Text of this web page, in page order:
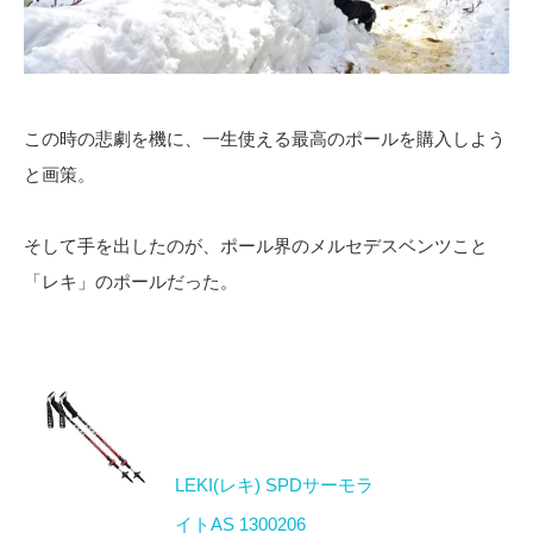
この時の悲劇を機に、一生使える最高のポールを購入しよう
と画策。
そして手を出したのが、ポール界のメルセデスベンツこと
「レキ」のポールだった。
LEKI(レキ) SPDサーモラ
イトAS 1300206